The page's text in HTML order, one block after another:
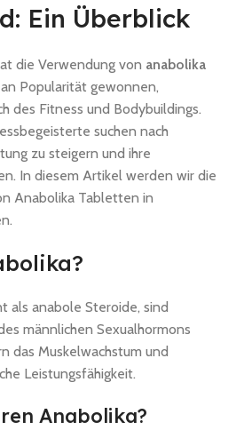
Ein Überblick
die Verwendung von anabolika
an Popularität gewonnen,
des Fitness und Bodybuildings.
suchen nach
zu steigern und ihre
In diesem Artikel werden wir die
Anabolika Tabletten in
als anabole Steroide, sind
männlichen Sexualhormons
das Muskelwachstum und
Leistungsfähigkeit.
Anabolika?